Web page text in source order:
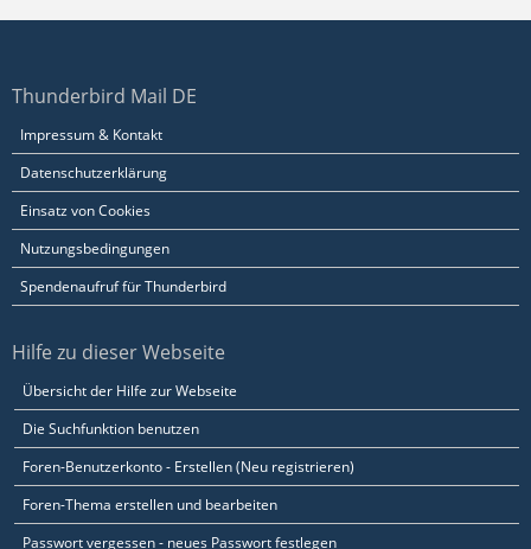
Thunderbird Mail DE
Impressum & Kontakt
Datenschutzerklärung
Einsatz von Cookies
Nutzungsbedingungen
Spendenaufruf für Thunderbird
Hilfe zu dieser Webseite
Übersicht der Hilfe zur Webseite
Die Suchfunktion benutzen
Foren-Benutzerkonto - Erstellen (Neu registrieren)
Foren-Thema erstellen und bearbeiten
Passwort vergessen - neues Passwort festlegen